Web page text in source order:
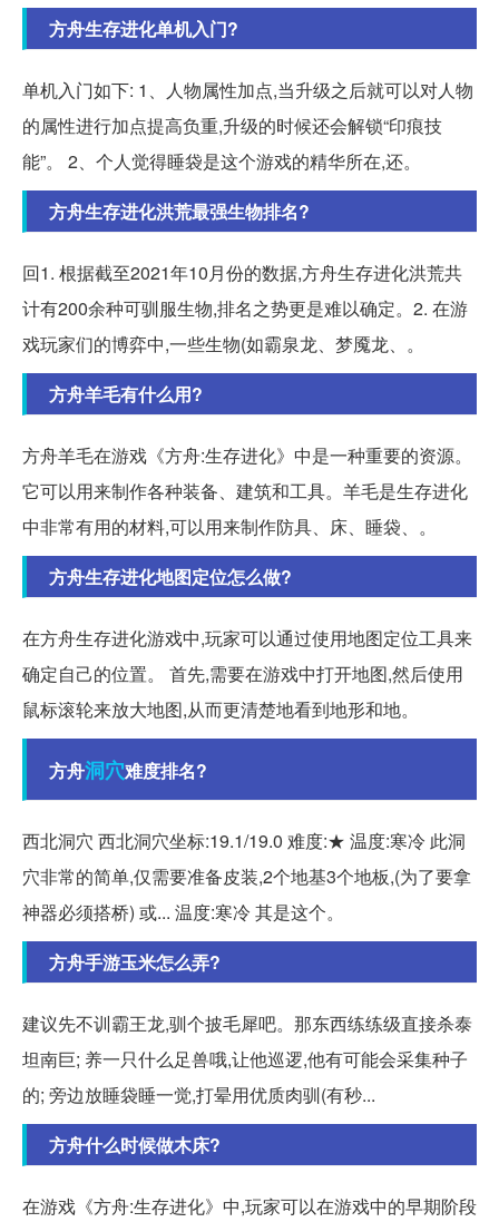
方舟生存进化单机入门?
单机入门如下: 1、人物属性加点,当升级之后就可以对人物
的属性进行加点提高负重,升级的时候还会解锁“印痕技
能”。 2、个人觉得睡袋是这个游戏的精华所在,还。
方舟生存进化洪荒最强生物排名?
回1. 根据截至2021年10月份的数据,方舟生存进化洪荒共
计有200余种可驯服生物,排名之势更是难以确定。2. 在游
戏玩家们的博弈中,一些生物(如霸泉龙、梦魇龙、。
方舟羊毛有什么用?
方舟羊毛在游戏《方舟:生存进化》中是一种重要的资源。
它可以用来制作各种装备、建筑和工具。羊毛是生存进化
中非常有用的材料,可以用来制作防具、床、睡袋、。
方舟生存进化地图定位怎么做?
在方舟生存进化游戏中,玩家可以通过使用地图定位工具来
确定自己的位置。 首先,需要在游戏中打开地图,然后使用
鼠标滚轮来放大地图,从而更清楚地看到地形和地。
方舟洞穴难度排名?
西北洞穴 西北洞穴坐标:19.1/19.0 难度:★ 温度:寒冷 此洞
穴非常的简单,仅需要准备皮装,2个地基3个地板,(为了要拿
神器必须搭桥) 或... 温度:寒冷 其是这个。
方舟手游玉米怎么弄?
建议先不训霸王龙,驯个披毛犀吧。那东西练练级直接杀泰
坦南巨; 养一只什么足兽哦,让他巡逻,他有可能会采集种子
的; 旁边放睡袋睡一觉,打晕用优质肉驯(有秒...
方舟什么时候做木床?
在游戏《方舟:生存进化》中,玩家可以在游戏中的早期阶段